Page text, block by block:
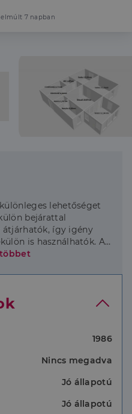
7 napban
lehetőséget
bejárattal
átjárhatók, így igény
is használhatók. A
tereket
vállalkozás kialakítására
a szobák és a beépített
1986
Nincs megadva
Jó állapotú
Jó állapotú